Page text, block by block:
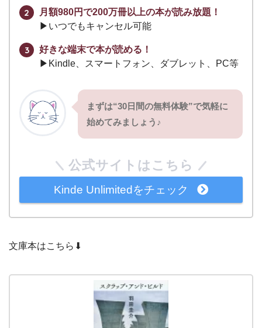
月額980円で200万冊以上の本が読み放題！
▶︎いつでもキャンセル可能
好きな端末で本が読める！
▶︎Kindle、スマートフォン、ダブレット、PC等
まずは“30日間の無料体験”で気軽に
始めてみましょう♪
公式サイトはこちら
Kinde Unlimitedをチェック
文庫本はこちら⬇︎